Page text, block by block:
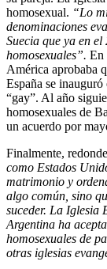
homosexual. “Lo
denominaciones
Suecia que ya en
homosexuales”. En
América aprobaba
España se
“gay”. Al año
homosexuales de
un acuerdo por
Finalmente,
como Estados
matrimonio y
algo común, sino
suceder. La Iglesia
Argentina ha
homosexuales de
otras iglesias